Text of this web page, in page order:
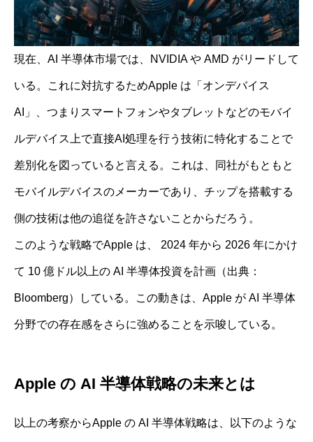
現在、AI 半導体市場では、NVIDIA や AMD がリードして
いる。これに対抗するためApple は「オンデバイス
AI」、つまりスマートフォンやタブレットなどのモバイ
ルデバイス上で直接AI処理を行う技術に特化することで
差別化を図っていると言える。これは、同社がもともと
モバイルデバイスのメーカーであり、チップを搭載する
側の技術は他の追従を許さないことからだろう。
このような戦略でApple は、 2024 年から 2026 年にかけ
て 10 億ドル以上の AI 半導体投資を計画（出典：
Bloomberg）している。この動きは、Apple が AI 半導体
分野での存在感をさらに強めることを示唆している。
Apple の AI 半導体戦略の未来とは
以上の考察からApple の AI 半導体戦略は、以下のような